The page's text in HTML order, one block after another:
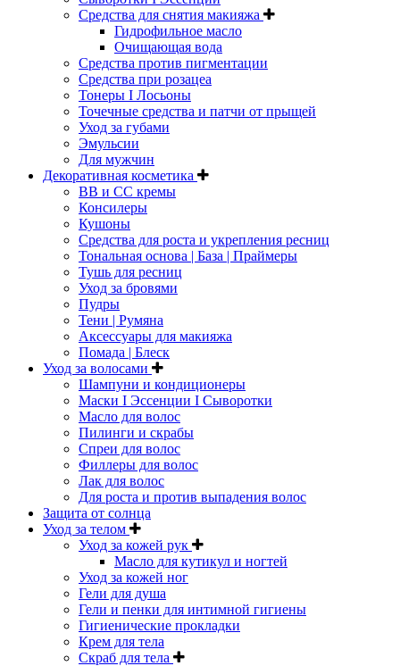
Средства для снятия макияжа
Гидрофильное масло
Очищающая вода
Средства против пигментации
Средства при розацеа
Тонеры I Лосьоны
Точечные средства и патчи от прыщей
Уход за губами
Эмульсии
Для мужчин
Декоративная косметика
ВВ и СС кремы
Консилеры
Кушоны
Средства для роста и укрепления ресниц
Тональная основа | База | Праймеры
Тушь для ресниц
Уход за бровями
Пудры
Тени | Румяна
Аксессуары для макияжа
Помада | Блеск
Уход за волосами
Шампуни и кондиционеры
Маски I Эссенции I Сыворотки
Масло для волос
Пилинги и скрабы
Спреи для волос
Филлеры для волос
Лак для волос
Для роста и против выпадения волос
Защита от солнца
Уход за телом
Уход за кожей рук
Масло для кутикул и ногтей
Уход за кожей ног
Гели для душа
Гели и пенки для интимной гигиены
Гигиенические прокладки
Крем для тела
Скраб для тела